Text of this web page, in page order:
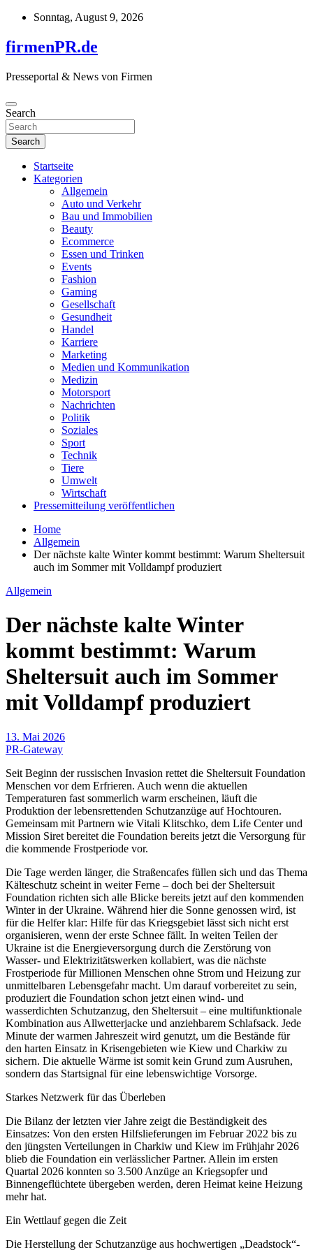
Skip
content
Sonntag, August 9, 2026
firmenPR.de
Presseportal & News von Firmen
Search
Search
Startseite
Kategorien
Allgemein
Auto und Verkehr
Bau und Immobilien
Beauty
Ecommerce
Essen und Trinken
Events
Fashion
Gaming
Gesellschaft
Gesundheit
Handel
Karriere
Marketing
Medien und Kommunikation
Medizin
Motorsport
Nachrichten
Politik
Soziales
Sport
Technik
Tiere
Umwelt
Wirtschaft
Pressemitteilung veröffentlichen
Home
Allgemein
Der nächste kalte Winter kommt bestimmt: Warum Sheltersuit
auch im Sommer mit Volldampf produziert
Allgemein
Der nächste kalte Winter
kommt bestimmt: Warum
Sheltersuit auch im Sommer
mit Volldampf produziert
13. Mai 2026
PR-Gateway
Seit Beginn der russischen Invasion rettet die Sheltersuit Foundation
Menschen vor dem Erfrieren. Auch wenn die aktuellen
Temperaturen fast sommerlich warm erscheinen, läuft die
Produktion der lebensrettenden Schutzanzüge auf Hochtouren.
Gemeinsam mit Partnern wie Vitali Klitschko, dem Life Center und
Mission Siret bereitet die Foundation bereits jetzt die Versorgung für
die kommende Frostperiode vor.
Die Tage werden länger, die Straßencafes füllen sich und das Thema
Kälteschutz scheint in weiter Ferne – doch bei der Sheltersuit
Foundation richten sich alle Blicke bereits jetzt auf den kommenden
Winter in der Ukraine. Während hier die Sonne genossen wird, ist
für die Helfer klar: Hilfe für das Kriegsgebiet lässt sich nicht erst
organisieren, wenn der erste Schnee fällt. In weiten Teilen der
Ukraine ist die Energieversorgung durch die Zerstörung von
Wasser- und Elektrizitätswerken kollabiert, was die nächste
Frostperiode für Millionen Menschen ohne Strom und Heizung zur
unmittelbaren Lebensgefahr macht. Um darauf vorbereitet zu sein,
produziert die Foundation schon jetzt einen wind- und
wasserdichten Schutzanzug, den Sheltersuit – eine multifunktionale
Kombination aus Allwetterjacke und anziehbarem Schlafsack. Jede
Minute der warmen Jahreszeit wird genutzt, um die Bestände für
den harten Einsatz in Krisengebieten wie Kiew und Charkiw zu
sichern. Die aktuelle Wärme ist somit kein Grund zum Ausruhen,
sondern das Startsignal für eine lebenswichtige Vorsorge.
Starkes Netzwerk für das Überleben
Die Bilanz der letzten vier Jahre zeigt die Beständigkeit des
Einsatzes: Von den ersten Hilfslieferungen im Februar 2022 bis zu
den jüngsten Verteilungen in Charkiw und Kiew im Frühjahr 2026
blieb die Foundation ein verlässlicher Partner. Allein im ersten
Quartal 2026 konnten so 3.500 Anzüge an Kriegsopfer und
Binnengeflüchtete übergeben werden, deren Heimat keine Heizung
mehr hat.
Ein Wettlauf gegen die Zeit
Die Herstellung der Schutzanzüge aus hochwertigen „Deadstock“-